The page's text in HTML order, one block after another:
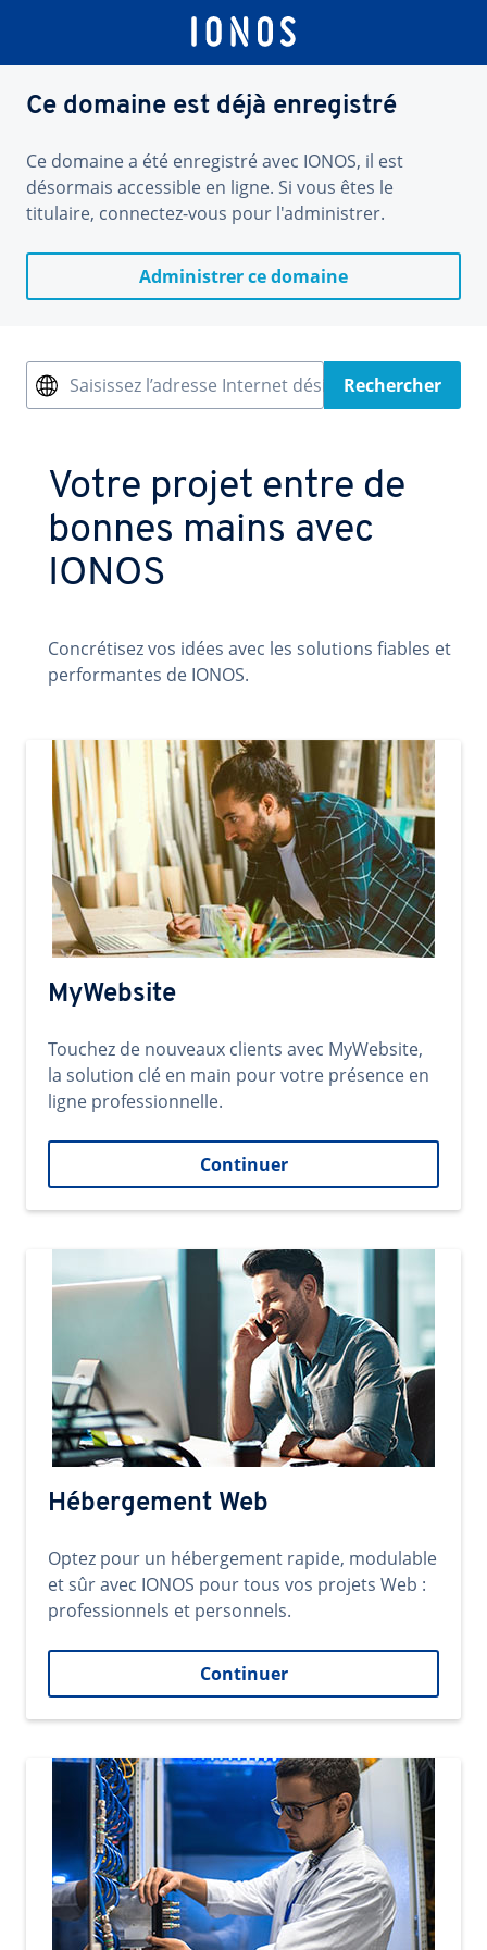
Ce domaine est déjà enregistré
Ce domaine a été enregistré avec IONOS, il est
désormais accessible en ligne. Si vous êtes le
titulaire, connectez-vous pour l'administrer.
Administrer ce domaine
Saisissez l’adresse Internet désiréeRechercher
Votre projet entre de
bonnes mains avec
IONOS
Concrétisez vos idées avec les solutions fiables et
performantes de IONOS.
MyWebsite
Touchez de nouveaux clients avec MyWebsite,
la solution clé en main pour votre présence en
ligne professionnelle.
Continuer
Hébergement Web
Optez pour un hébergement rapide, modulable
et sûr avec IONOS pour tous vos projets Web :
professionnels et personnels.
Continuer